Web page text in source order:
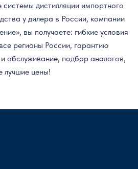
дистилляции импортного
у дилера в России, компании
вы получаете: гибкие условия
регионы России, гарантию
обслуживание, подбор аналогов,
лучшие цены!